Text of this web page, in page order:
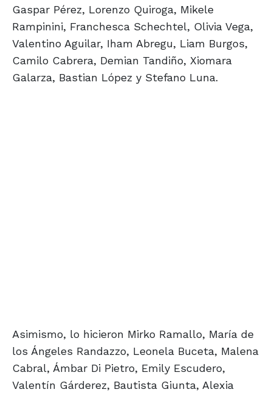
Gaspar Pérez, Lorenzo Quiroga, Mikele
Rampinini, Franchesca Schechtel, Olivia Vega,
Valentino Aguilar, Iham Abregu, Liam Burgos,
Camilo Cabrera, Demian Tandiño, Xiomara
Galarza, Bastian López y Stefano Luna.
Asimismo, lo hicieron Mirko Ramallo, María de
los Ángeles Randazzo, Leonela Buceta, Malena
Cabral, Ámbar Di Pietro, Emily Escudero,
Valentín Gárderez, Bautista Giunta, Alexia